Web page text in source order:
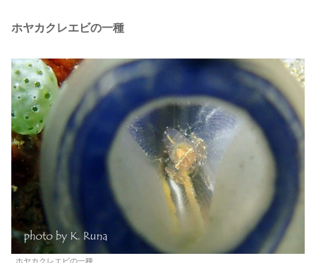
ホヤカクレエビの一種
ホヤカクレエビの一種